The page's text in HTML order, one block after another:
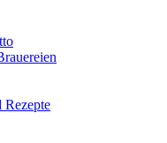
Rezepte